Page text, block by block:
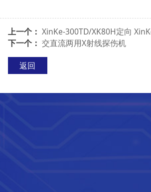
上一个： XinKe-300TD/XK80H定向 XinKe-
下一个： 交直流两用X射线探伤机
返回